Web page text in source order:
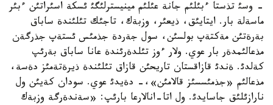
- وسئ تذستا ءبئلئم جانة عئلئم مينيسترلئگئ ئسكة اسئراتئن ءبئر
ماسةلة بار. ايتايئق، ذيعئر، وزبةك، تاجئك تئلئندة ساباق
بةرةتئن مةكتةپ بولسئن، سول جةردة جذمئس ئستةپ جذرگةن
مذعالئمدةر بار عوي. ولار ءوز تئلدةرئندة عانا ساباق بةرئپ
كةلدئ. ةندئ قازاقستان تاريحئن قازاق تئلئندة ذيرةتةمئز دةسة،
مذعالئم «جذمئسسئز قالامئن»،- دةيدئ عوي. سودان كةيئن ول
نارازئلئق جاسايدئ. ول اتا-انالارعا بارئپ: «سةندةرگة وزبةك